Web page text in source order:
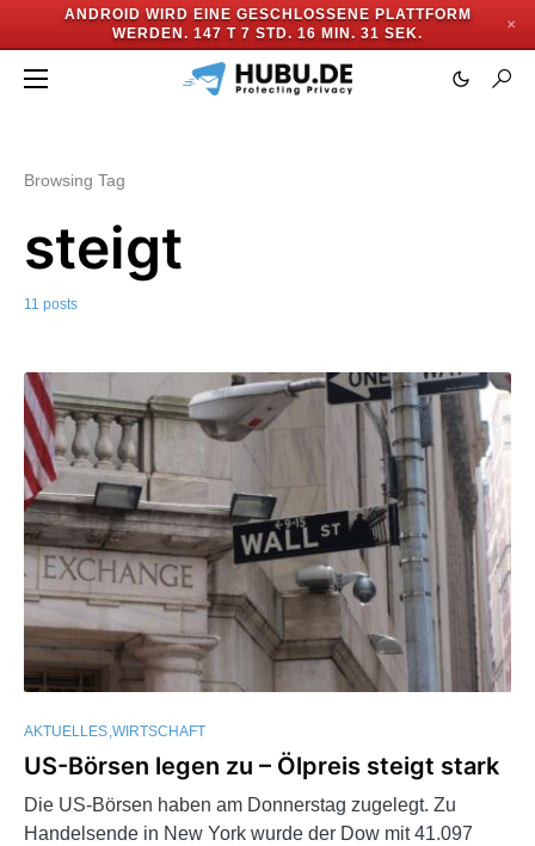
ANDROID WIRD EINE GESCHLOSSENE PLATTFORM
WERDEN. 147 T 7 STD. 16 MIN. 30 SEK.
✕
Browsing Tag
steigt
11 posts
AKTUELLES WIRTSCHAFT
US-Börsen legen zu – Ölpreis steigt stark
Die US-Börsen haben am Donnerstag zugelegt. Zu
Handelsende in New York wurde der Dow mit 41.097